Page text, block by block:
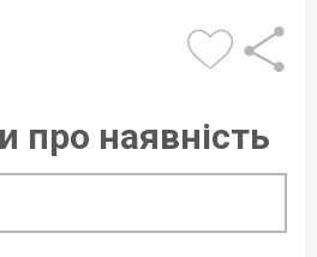
про наявність